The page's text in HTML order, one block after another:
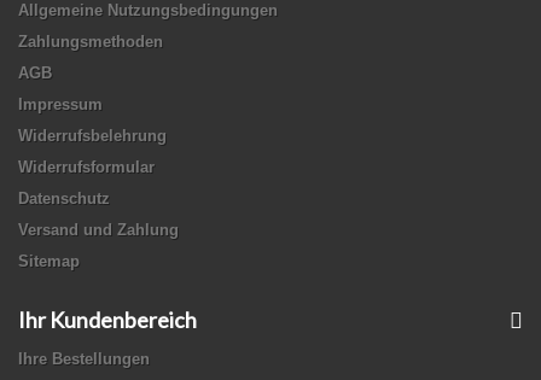
Allgemeine Nutzungsbedingungen
Zahlungsmethoden
AGB
Impressum
Widerrufsbelehrung
Widerrufsformular
Datenschutz
Versand und Zahlung
Sitemap
Ihr Kundenbereich
Ihre Bestellungen